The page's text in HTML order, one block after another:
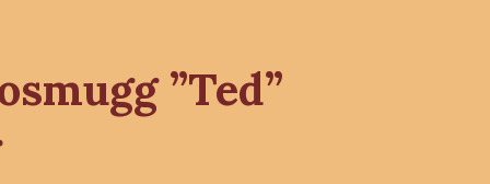
”Ted”